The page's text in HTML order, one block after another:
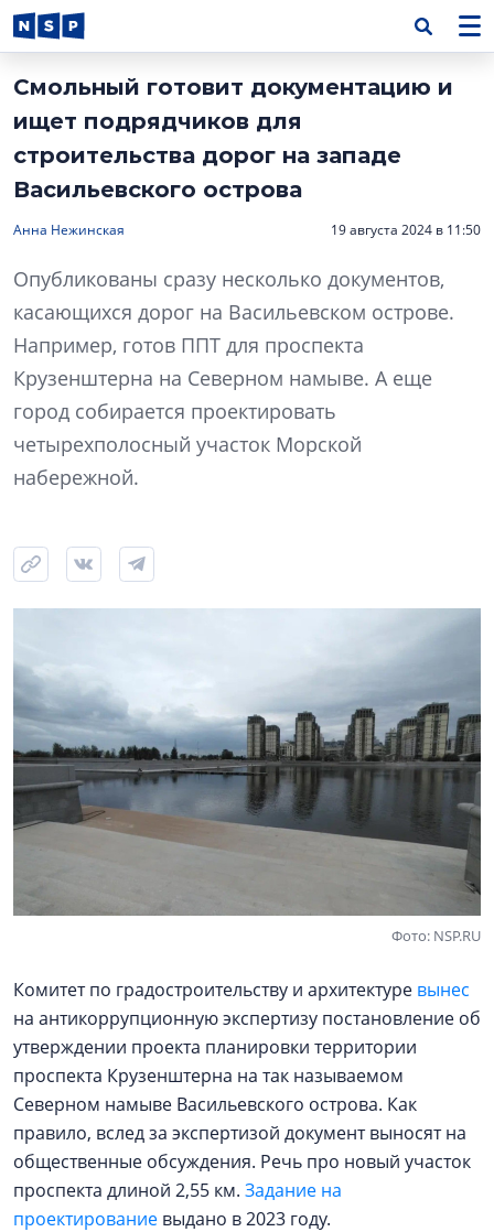
Смольный готовит документацию и
ищет подрядчиков для
строительства дорог на западе
Васильевского острова
Анна Нежинская 19 августа 2024 в 11:50
Опубликованы сразу несколько документов,
касающихся дорог на Васильевском острове.
Например, готов ППТ для проспекта
Крузенштерна на Северном намыве. А еще
город собирается проектировать
четырехполосный участок Морской
набережной.
Фото: NSP.RU
Комитет по градостроительству и архитектуре вынес
на антикоррупционную экспертизу постановление об
утверждении проекта планировки территории
проспекта Крузенштерна на так называемом
Северном намыве Васильевского острова. Как
правило, вслед за экспертизой документ выносят на
общественные обсуждения. Речь про новый участок
проспекта длиной 2,55 км. Задание на
проектирование выдано в 2023 году.